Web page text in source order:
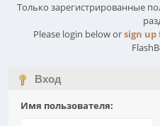
Только зарегистрированные
Please login below orsign
Вход
Имя пользователя: